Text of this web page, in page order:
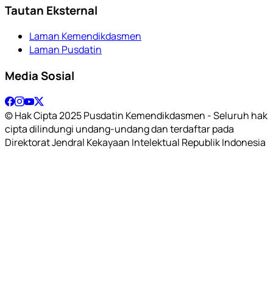
Tautan Eksternal
Laman Kemendikdasmen
Laman Pusdatin
Media Sosial
© Hak Cipta 2025 Pusdatin Kemendikdasmen - Seluruh hak
cipta dilindungi undang-undang dan terdaftar pada
Direktorat Jendral Kekayaan Intelektual Republik Indonesia